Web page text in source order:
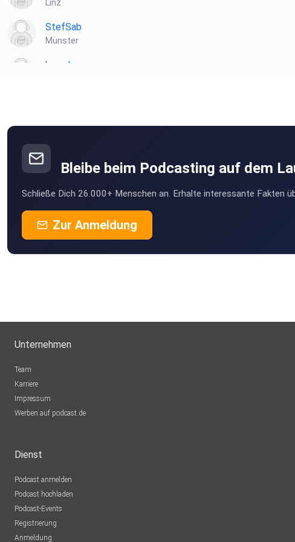
Linz
StefSab
Münster
hewebu
mburlrcg
Uplengen
SW1234
Mindelheim
Hoerer62
Luxembourg
Steffanie
AlexTonic
nwienatascha
Neu-Ulm
Bleibe beim Podcasting auf dem
Schließe Dich 26.000+ Menschen an. Erhalte interessante Fakten
Zur Anmeldung
Unternehmen
Team
Karriere
Impressum
Werben auf podcast.de
Dienst
Podcast anmelden
Podcast hochladen
Podcast-Events
Registrierung
Anmeldung